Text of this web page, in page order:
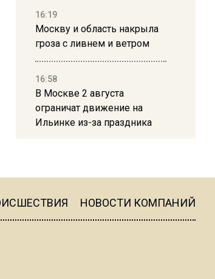
16:19
Москву и область накрыла
гроза с ливнем и ветром
16:58
В Москве 2 августа
ограничат движение на
Ильинке из-за праздника
Telegram после обвинений
НОВОСТИ КОМПАНИЙ